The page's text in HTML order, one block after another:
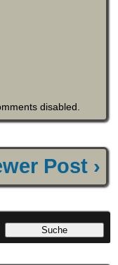
disabled
Post ›